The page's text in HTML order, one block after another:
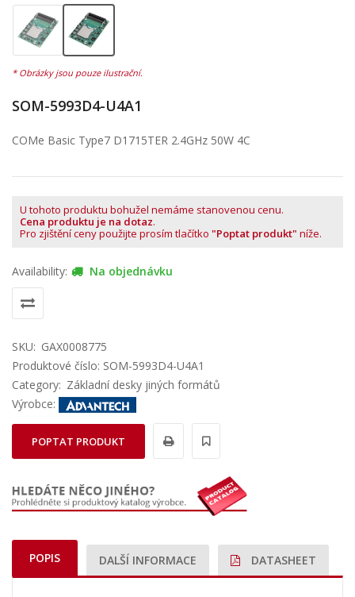
SOM-5993D4-U4A1
COMe Basic Type7 D1715TER 2.4GHz 50W 4C
U tohoto produktu bohužel nemáme stanovenou cenu.
Cena produktu je na dotaz.
Pro zjištění ceny použijte prosím tlačítko "Poptat produkt" níže.
Availability: Na objednávku
SKU: GAX0008775
Produktové číslo: SOM-5993D4-U4A1
Category: Základní desky jiných formátů
Výrobce:
POPTAT PRODUKT
POPIS DALŠÍ INFORMACE DATASHEET